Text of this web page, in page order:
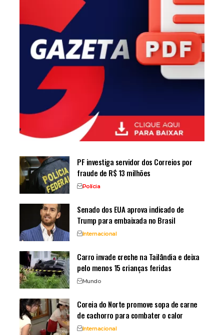
PF investiga servidor dos Correios por
fraude de R$ 13 milhões
Polícia
Senado dos EUA aprova indicado de
Trump para embaixada no Brasil
Internacional
Carro invade creche na Tailândia e deixa
pelo menos 15 crianças feridas
Mundo
Coreia do Norte promove sopa de carne
de cachorro para combater o calor
Internacional